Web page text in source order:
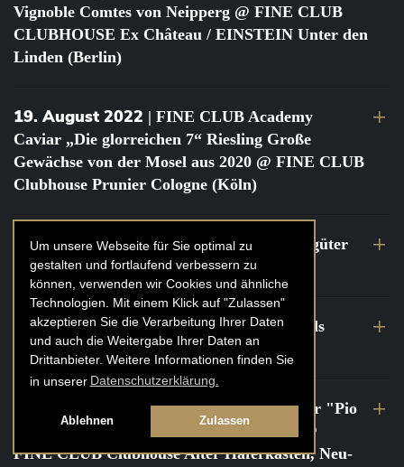
Um unsere Webseite für Sie optimal zu
gestalten und fortlaufend verbessern zu
können, verwenden wir Cookies und ähnliche
Technologien. Mit einem Klick auf "Zulassen"
akzeptieren Sie die Verarbeitung Ihrer Daten
und auch die Weitergabe Ihrer Daten an
Drittanbieter. Weitere Informationen finden Sie
in unserer Datenschutzerklärung.
Ablehnen Zulassen
Vignoble Comtes von Neipperg @ FINE CLUB
CLUBHOUSE Ex Château / EINSTEIN Unter den
Linden (Berlin)
19. August 2022 | FINE CLUB Academy
Caviar „Die glorreichen 7“ Riesling Große
Gewächse von der Mosel aus 2020 @ FINE CLUB
Clubhouse Prunier Cologne (Köln)
29. Juli 2022| Weinbergwanderung Weingüter
Geheimrat J. Wegeler
26. bis 27. Juli 2022| FINE CLUB Travels
Frankreich Champagne Kurztrip
| FINE CLUB Private Dinner "Pio
Cesare" mit Tochter Frederica Pio Boffa @
FINE CLUB Clubhouse Alter Haferkasten, Neu-